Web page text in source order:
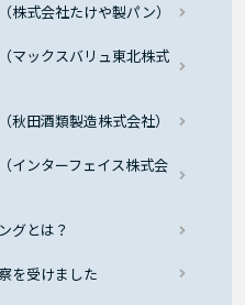
株式会社たけや製パン）
マックスバリュ東北株式
田酒類製造株式会社）
インターフェイス株式会
グとは？
を受けました